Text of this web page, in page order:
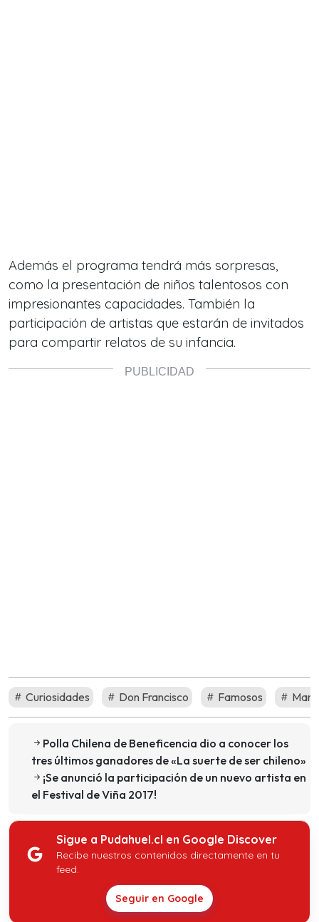
Además el programa tendrá más sorpresas,
como la presentación de niños talentosos con
impresionantes capacidades. También la
participación de artistas que estarán de invitados
para compartir relatos de su infancia.
Curiosidades Don Francisco Famosos
Polla Chilena de Beneficencia dio a conocer los
tres últimos ganadores de «La suerte de ser chileno»
¡Se anunció la participación de un nuevo artista en
el Festival de Viña 2017!
Sigue a Pudahuel.cl en Google Discover
Recibe nuestros contenidos directamente en tu
feed.
Seguir en Google